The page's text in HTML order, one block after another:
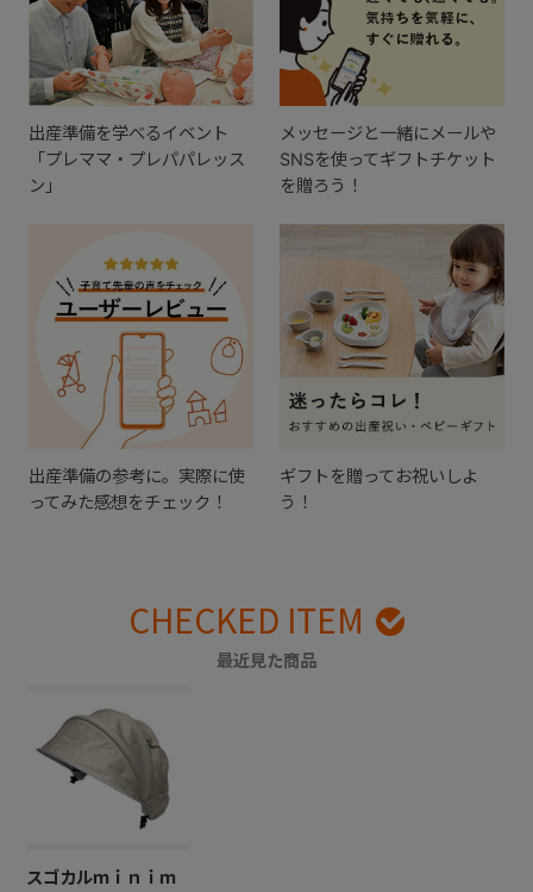
出産準備を学べるイベント
「プレママ・プレパパレッス
ン」
メッセージと一緒にメールや
SNSを使ってギフトチケット
を贈ろう！
出産準備の参考に。実際に使
ってみた感想をチェック！
ギフトを贈ってお祝いしよ
う！
CHECKED ITEM
最近見た商品
スゴカルｍｉｎｉｍ